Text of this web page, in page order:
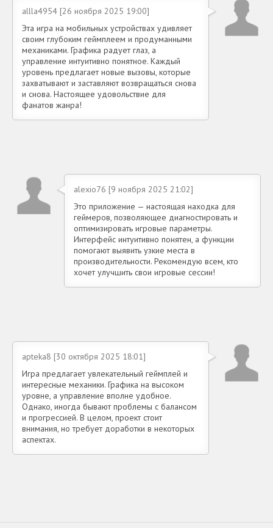
allla4954 [26 ноября 2025 19:00]
Эта игра на мобильных устройствах удивляет
своим глубоким геймплеем и продуманными
механиками. Графика радует глаз, а
управление интуитивно понятное. Каждый
уровень предлагает новые вызовы, которые
захватывают и заставляют возвращаться снова
и снова. Настоящее удовольствие для
фанатов жанра!
alexio76 [9 ноября 2025 21:02]
Это приложение — настоящая находка для
геймеров, позволяющее диагностировать и
оптимизировать игровые параметры.
Интерфейс интуитивно понятен, а функции
помогают выявить узкие места в
производительности. Рекомендую всем, кто
хочет улучшить свои игровые сессии!
apteka8 [30 октября 2025 18:01]
Игра предлагает увлекательный геймплей и
интересные механики. Графика на высоком
уровне, а управление вполне удобное.
Однако, иногда бывают проблемы с балансом
и прогрессией. В целом, проект стоит
внимания, но требует доработки в некоторых
аспектах.